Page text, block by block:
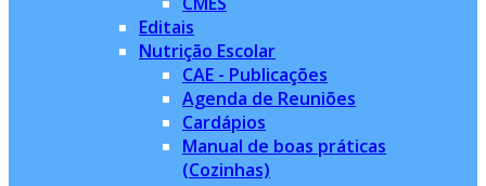
Editais
Nutrição Escolar
CAE - Publicações
Agenda de Reuniões
Cardápios
Manual de boas práticas
(Cozinhas)